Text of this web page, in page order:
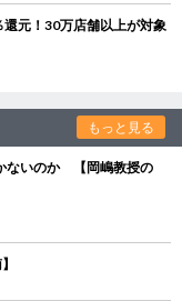
元！30万店舗以上が対象
もっと見る
ないのか 【岡嶋教授の